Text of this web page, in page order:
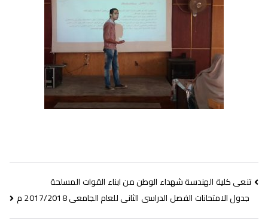
تنعى كلية الهندسة شهداء الوطن من ابناء القوات المسلحة
جدول الامتحانات الفصل الدراسى الثانى للعام الجامعى 2017/2018 م